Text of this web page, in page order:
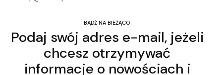
BĄDŹ NA BIEŻĄCO
Podaj swój adres e-mail, jeżeli
chcesz otrzymywać
informacje o nowościach i